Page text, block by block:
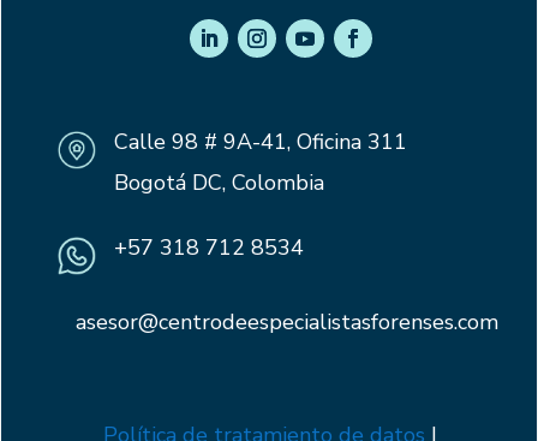
Calle 98 # 9A-41, Oficina 311
Bogotá DC, Colombia
+57 318 712 8534
asesor@centrodeespecialistasforenses.com
Política de tratamiento de datos I